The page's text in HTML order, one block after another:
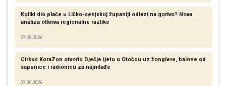
Koliki dio plaće u Ličko-senjskoj županiji odlazi na gorivo? Nova
analiza otkriva regionalne razlike​
07.08.2026
Cirkus KoraZon otvorio Dječje ljeto u Otočcu uz žonglere, balone od
sapunice i radionicu za najmlađe
07.08.2026